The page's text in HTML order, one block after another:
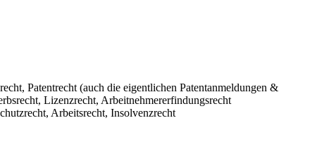
Patentrecht (auch die eigentlichen Patentanmeldungen &
Lizenzrecht, Arbeitnehmererfindungsrecht
Arbeitsrecht, Insolvenzrecht